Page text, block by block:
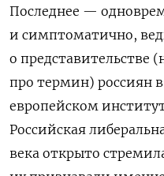
Последнее —
и симптоматично,
о представительстве
про термин) россиян
европейском
Российская
века открыто